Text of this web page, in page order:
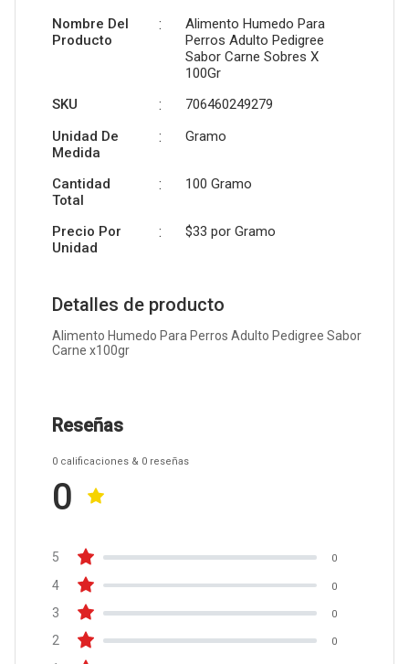
Nombre Del
Producto
:
Alimento Humedo Para
Perros Adulto Pedigree
Sabor Carne Sobres X
100Gr
SKU
:
706460249279
Unidad De
Medida
: Gramo
Cantidad
Total
: 100 Gramo
Precio Por
Unidad
: $33 por Gramo
Detalles de producto
Alimento Humedo Para Perros Adulto Pedigree Sabor
Carne x100gr
Reseñas
0 calificaciones & 0 reseñas
0
5 0
4 0
3 0
2 0